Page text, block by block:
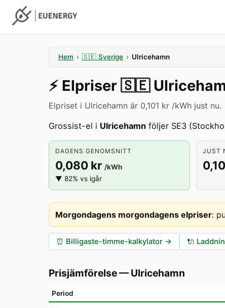
Hem › 🇸🇪 Sverige › Ulricehamn
⚡️ Elpriser 🇸🇪
Elpriset i Ulricehamn är 0,101 kr /kWh just nu.
Grossist-el i Ulricehamn följer SE3
DAGENS GENOMSNITT
0,080 kr /kWh
▼ 82% vs igår
JUST
Morgondagens morgondagens elpriser:
⏰ Billigaste-timme-kalkylator → 🔌
Prisjämförelse—Ulricehamn
Period